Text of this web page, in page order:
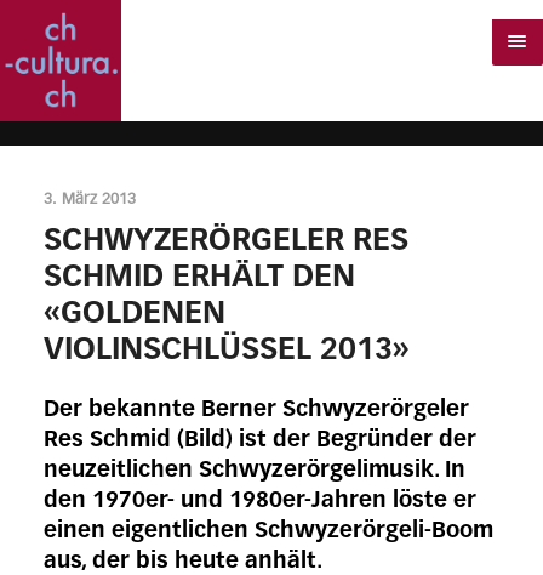
3. März 2013
SCHWYZERÖRGELER RES
SCHMID ERHÄLT DEN
«GOLDENEN
VIOLINSCHLÜSSEL 2013»
Der bekannte Berner Schwyzerörgeler
Res Schmid (Bild) ist der Begründer der
neuzeitlichen Schwyzerörgelimusik. In
den 1970er- und 1980er-Jahren löste er
einen eigentlichen Schwyzerörgeli-Boom
aus, der bis heute anhält.